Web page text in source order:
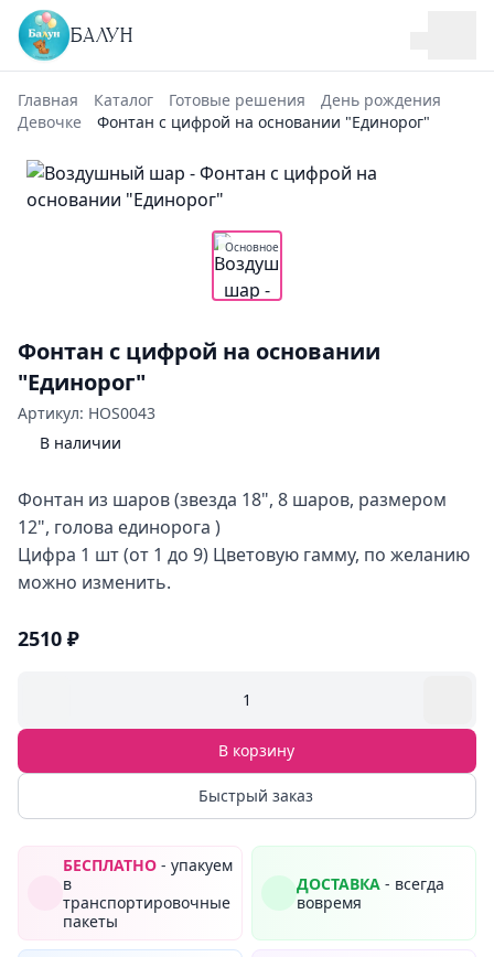
БАЛУН
Главная Каталог Готовые решения
День рождения
Девочке
Фонтан с цифрой на основании "Единорог"
Основное
Фонтан с цифрой на основании
"Единорог"
Артикул: HOS0043
В наличии
Фонтан из шаров (звезда 18", 8 шаров, размером
12", голова единорога )
Цифра 1 шт (от 1 до 9) Цветовую гамму, по желанию
можно изменить.
2510 ₽
1
В корзину
Быстрый заказ
БЕСПЛАТНО - упакуем
в
транспортировочные
пакеты
ДОСТАВКА - всегда
вовремя